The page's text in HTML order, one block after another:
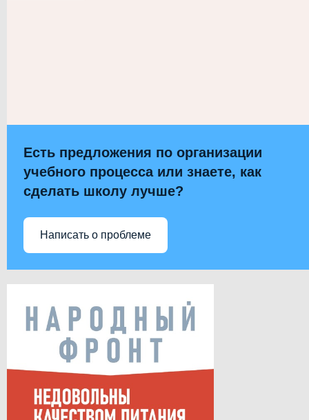
Есть предложения по организации
учебного процесса или знаете, как
сделать школу лучше?
Написать о проблеме